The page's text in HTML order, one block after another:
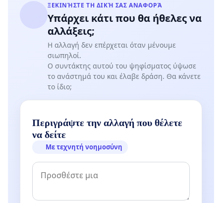
ΞΕΚΙΝΉΣΤΕ ΤΗ ΔΙΚΉ ΣΑΣ ΑΝΑΦΟΡΆ
Υπάρχει κάτι που θα ήθελες να
αλλάξεις;
Η αλλαγή δεν επέρχεται όταν μένουμε
σιωπηλοί.
Ο συντάκτης αυτού του ψηφίσματος ύψωσε
το ανάστημά του και έλαβε δράση. Θα κάνετε
το ίδιο;
Περιγράψτε την αλλαγή που θέλετε
να δείτε
Με τεχνητή νοημοσύνη